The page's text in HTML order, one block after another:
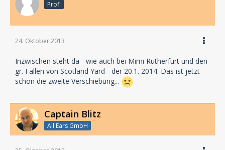
Profi
24. Oktober 2013
Inzwischen steht da - wie auch bei Mimi Rutherfurt und den
gr. Fällen von Scotland Yard - der 20.1. 2014. Das ist jetzt
schon die zweite Verschiebung...
Captain Blitz
All Ears GmbH